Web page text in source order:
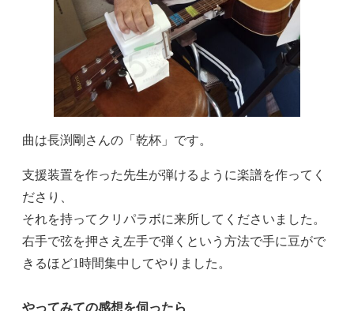
曲は長渕剛さんの「乾杯」です。
支援装置を作った先生が弾けるように楽譜を作ってく
ださり、
それを持ってクリパラボに来所してくださいました。
右手で弦を押さえ左手で弾くという方法で手に豆がで
きるほど1時間集中してやりました。
やってみての感想を伺ったら